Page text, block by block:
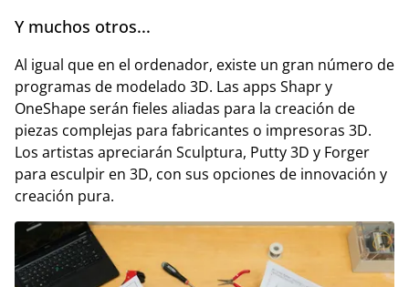
Y muchos otros...
Al igual que en el ordenador, existe un gran número de
programas de modelado 3D. Las apps Shapr y
OneShape serán fieles aliadas para la creación de
piezas complejas para fabricantes o impresoras 3D.
Los artistas apreciarán Sculptura, Putty 3D y Forger
para esculpir en 3D, con sus opciones de innovación y
creación pura.